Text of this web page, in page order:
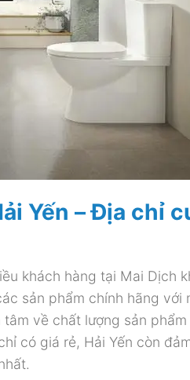
Yến – Địa chỉ
khách hàng tại Mai Dịch
sản phẩm chính hãng với
về chất lượng sản phẩm
có giá rẻ, Hải Yến còn